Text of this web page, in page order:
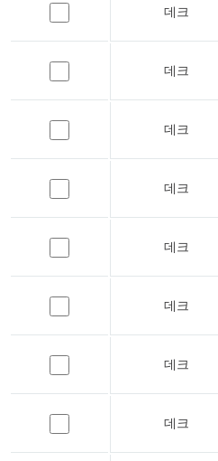
데크
데크
데크
데크
데크
데크
데크
데크